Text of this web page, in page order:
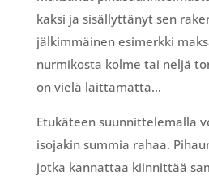
kaksi ja sisällyttänyt sen
jälkimmäinen esimerkki
nurmikosta kolme tai neljä
on vielä laittamatta…
Etukäteen suunnittelemalla
isojakin summia rahaa.
jotka kannattaa kiinnittää